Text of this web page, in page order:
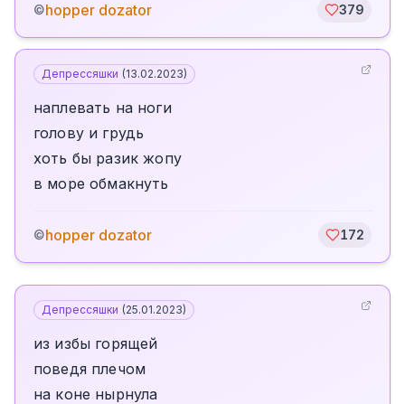
©hopper dozator 379
Депрессяшки (13.02.2023)
наплевать на ноги
голову и грудь
хоть бы разик жопу
в море обмакнуть
©hopper dozator 172
Депрессяшки (25.01.2023)
из избы горящей
поведя плечом
на коне нырнула